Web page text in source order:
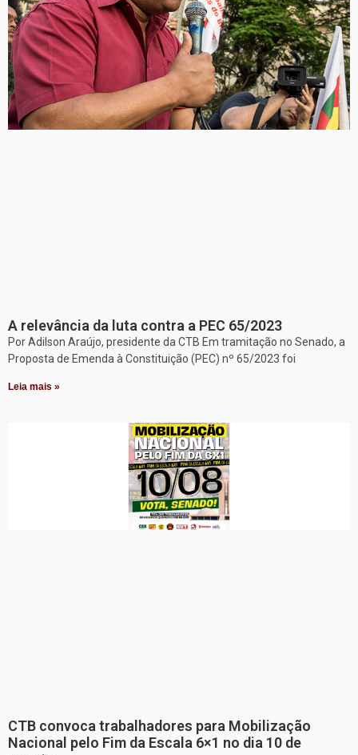
A relevância da luta contra a PEC 65/2023
Por Adilson Araújo, presidente da CTB Em tramitação no Senado, a
Proposta de Emenda à Constituição (PEC) nº 65/2023 foi
Leia mais »
CTB convoca trabalhadores para Mobilização
Nacional pelo Fim da Escala 6×1 no dia 10 de